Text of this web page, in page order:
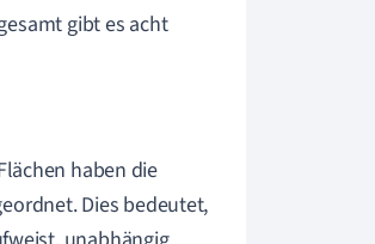
gibt es acht
haben die
Dies bedeutet,